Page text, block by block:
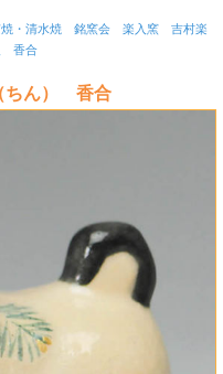
焼・清水焼 銘窯会 楽入窯 吉村楽
香合
ちん） 香合